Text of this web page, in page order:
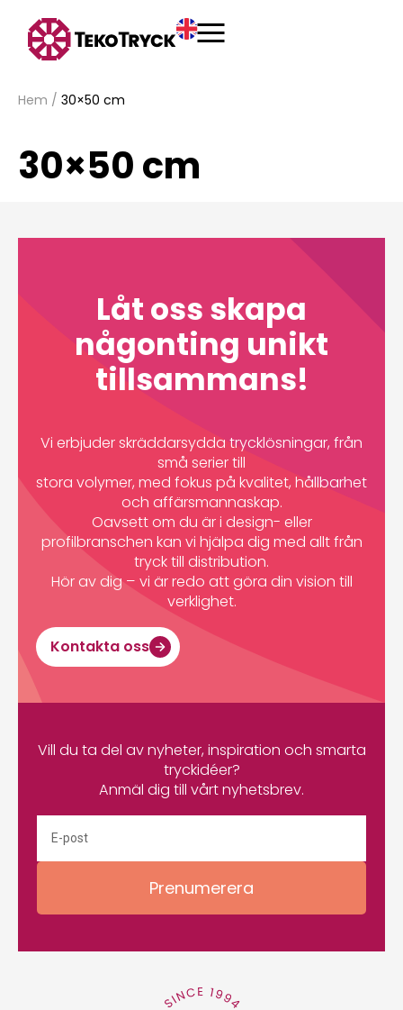
Hem / 30×50 cm
30×50 cm
Låt oss skapa
någonting unikt
tillsammans!
Vi erbjuder skräddarsydda trycklösningar, från
små serier till
stora volymer, med fokus på kvalitet, hållbarhet
och affärsmannaskap.
Oavsett om du är i design- eller
profilbranschen kan vi hjälpa dig med allt från
tryck till distribution.
Hör av dig – vi är redo att göra din vision till
verklighet.
Kontakta oss
Prenumerera
Vill du ta del av nyheter, inspiration och smarta
tryckidéer?
Anmäl dig till vårt nyhetsbrev.